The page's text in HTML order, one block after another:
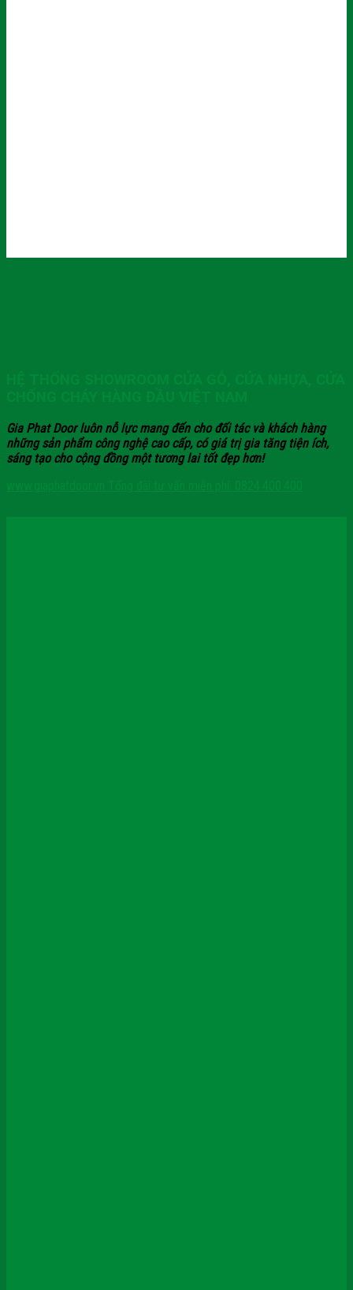
Gia Phat Door luôn nỗ lực mang đến cho đối tác và khách hàng
những sản phẩm công nghệ cao cấp, có giá trị gia tăng tiện ích,
sáng tạo cho cộng đồng một tương lai tốt đẹp hơn!